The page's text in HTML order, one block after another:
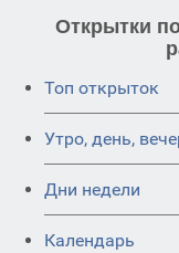
Открытки
Топ открыток
Утро, день,
Дни недели
Календарь